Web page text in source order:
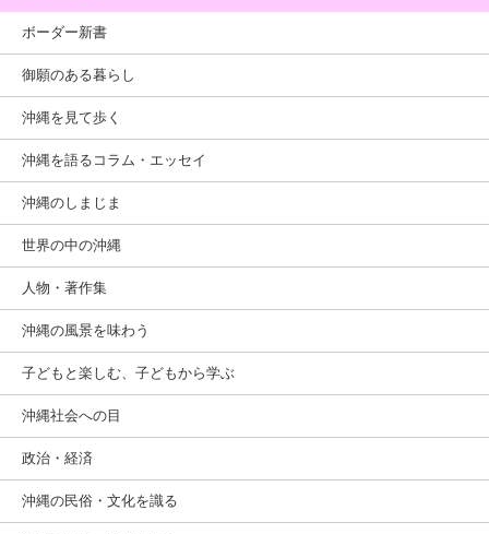
ボーダー新書
御願のある暮らし
沖縄を見て歩く
沖縄を語るコラム・エッセイ
沖縄のしまじま
世界の中の沖縄
人物・著作集
沖縄の風景を味わう
子どもと楽しむ、子どもから学ぶ
沖縄社会への目
政治・経済
沖縄の民俗・文化を識る